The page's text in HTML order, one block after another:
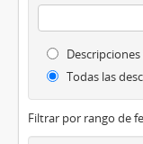
Todas las
Filtrar por rango de